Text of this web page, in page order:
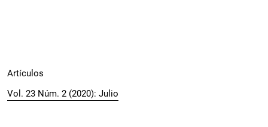
Artículos
Vol. 23 Núm. 2 (2020): Julio